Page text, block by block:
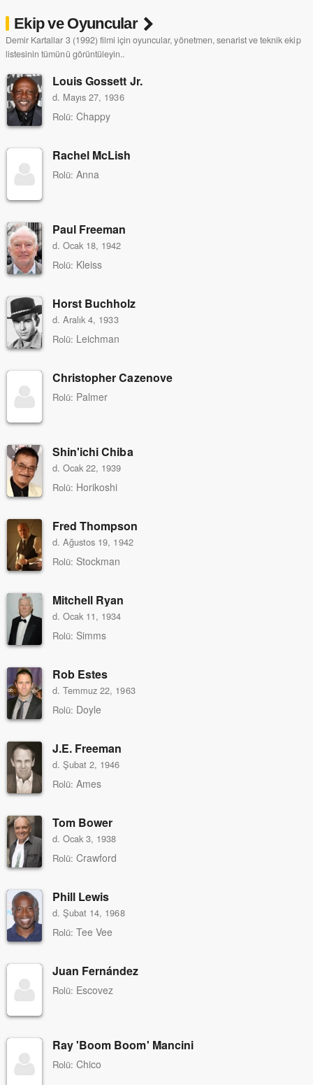
Ekip ve Oyuncular
Demir Kartallar 3 (1992) filmi için oyuncular, yönetmen, senarist ve teknik ekip
listesinin tümünü görüntüleyin..
Louis Gossett Jr.
d. Mayıs 27, 1936
Rolü: Chappy
Rachel McLish
Rolü: Anna
Paul Freeman
d. Ocak 18, 1942
Rolü: Kleiss
Horst Buchholz
d. Aralık 4, 1933
Rolü: Leichman
Christopher Cazenove
Rolü: Palmer
Shin'ichi Chiba
d. Ocak 22, 1939
Rolü: Horikoshi
Fred Thompson
d. Ağustos 19, 1942
Rolü: Stockman
Mitchell Ryan
d. Ocak 11, 1934
Rolü: Simms
Rob Estes
d. Temmuz 22, 1963
Rolü: Doyle
J.E. Freeman
d. Şubat 2, 1946
Rolü: Ames
Tom Bower
d. Ocak 3, 1938
Rolü: Crawford
Phill Lewis
d. Şubat 14, 1968
Rolü: Tee Vee
Juan Fernández
Rolü: Escovez
Ray 'Boom Boom' Mancini
Rolü: Chico